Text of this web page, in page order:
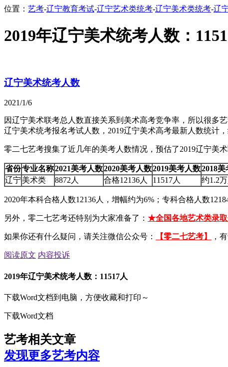
位置： 艺考-辽宁教育考试-辽宁艺术类统考-辽宁美术类统考-辽
2019年辽宁美术统考人数：
辽宁美术统考人数
2021/1/6
因辽宁美术联考总人数直接关系到美术高考竞争率，所以很多
辽宁美术统考报名考试人数，2019辽宁美术高考最新人数统计
零二七艺考搜集了近几年的美考人数情况，预估了2019辽宁美
省份专业名称2021美考人数2020美考人数2019美考人数2018
辽宁美术类 8872人 合格12136人 11517人 约1.2万
2020年本科合格人数12136人，增幅约为6%；专科合格人数
另外，零二七艺考还特别为大家准备了： ★全国各地艺术类录取
如果你还有什么疑问，请关注微信公众号： 【零二七艺考】 ，
阅读原文 内容投诉
2019年辽宁美术统考人数：11517人
下载Word文档到电脑，方便收藏和打印～
下载Word文档
艺考相关文章
发现更多艺考内容